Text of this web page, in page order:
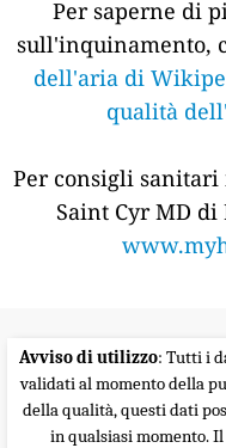
Per saperne di
sull'inquinamento,
dell'aria di
qualità
Per consigli
Saint Cyr MD
Avviso di utilizzo: Tutti i
validati al momento della
della qualità, questi dati
in qualsiasi momento. Il